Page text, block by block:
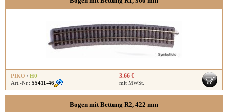
PIKO / H0
Art.-Nr.: 55411-46
3.66 €
mit MWSt.
Bogen mit Bettung R2, 422 mm